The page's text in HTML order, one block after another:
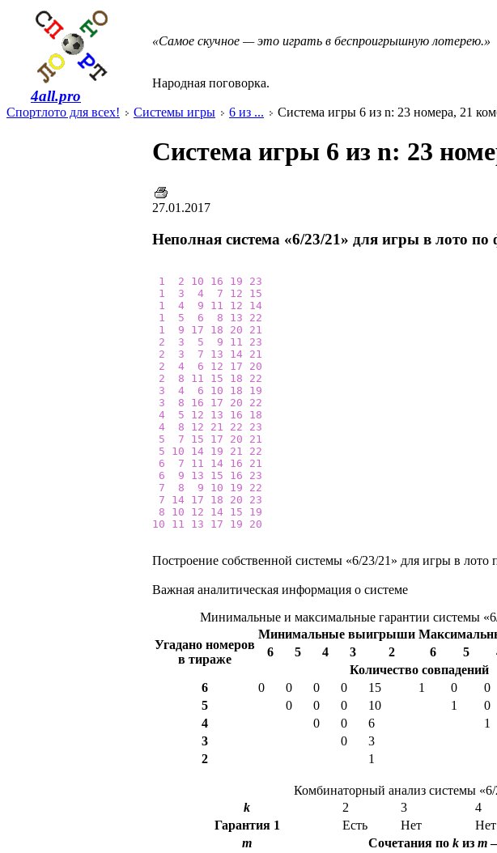
4all.pro
«Самое скучное — это играть в беспроигрышную лотерею.»
Народная поговорка.
Спортлото для всех! Системы игры 6 из ... Система игры 6 из n: 23 номера, 21
Система игры 6 из n: 23
27.01.2017
Неполная система «6/23/21» для игры в лото по
1 2 10 16 19
23
1
3 4 7 12
15
1
4 9 11 12
14
1
5 6 8 13
22
1
9 17 18 20
21
2
3 5 9 11
23
2
3 7 13 14 21
2
4 6 12 17
20
2
8 11 15 18
22
3
4 6 10 18
19
3
8 16 17 20
22
4
5 12 13 16
18
4
8 12 21 22
23
5
7 15 17 20
21
5
10 14 19 21
22
6
7 11 14 16
21
6
9 13 15 16
23
7
8 9 10 19
22
7
14 17 18 20
23
8
10 12 14 15
19
10
11 13 17 19 20
Построение собственной системы «6/23/21» для игры в лото
Важная аналитическая информация о системе
Минимальные и максимальные гарантии системы
Угадано номеров
в тираже
Минимальные выигрыши
6
5 4 3 2 6 5
Количество совпадений
6
0 0 0 0 15 1 0 0
5
0 0 0 10 1 0
4
0 0 6 1
3
0 3
2
1
Комбинаторный анализ системы «6/
k
2 3 4
Гарантия 1 Есть Нет Нет
m
Сочетания по kиз m